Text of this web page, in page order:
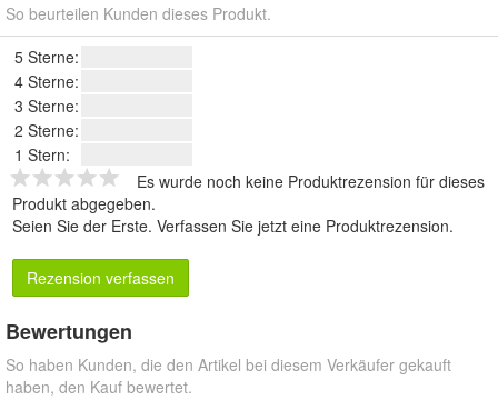
So beurteilen Kunden dieses Produkt.
5 Sterne:
4 Sterne:
3 Sterne:
2 Sterne:
1 Stern:
Es wurde noch keine Produktrezension für dieses
Produkt abgegeben.
Seien Sie der Erste. Verfassen Sie jetzt eine Produktrezension.
Rezension verfassen
Bewertungen
So haben Kunden, die den Artikel bei diesem Verkäufer gekauft
haben, den Kauf bewertet.